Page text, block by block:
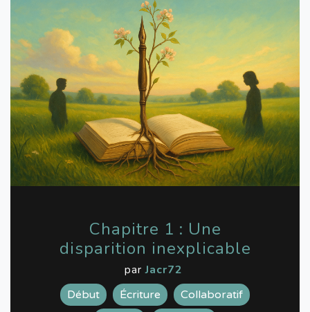
Chapitre 1 : Une
disparition inexplicable
parJacr72
Début Écriture
Collaboratif